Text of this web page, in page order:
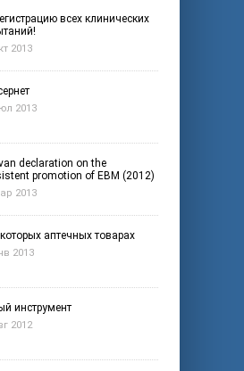
всех клинических
2013
2013
declaration on the
promotion of EBM (2012)
2013
аптечных товарах
2013
инструмент
2012